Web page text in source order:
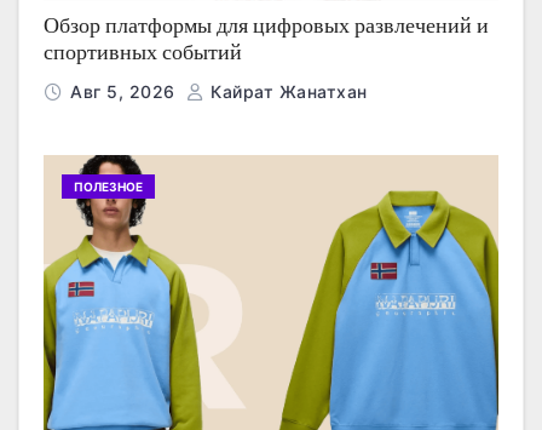
Обзор платформы для цифровых развлечений и
спортивных событий
Авг 5, 2026 Кайрат Жанатхан
ПОЛЕЗНОЕ